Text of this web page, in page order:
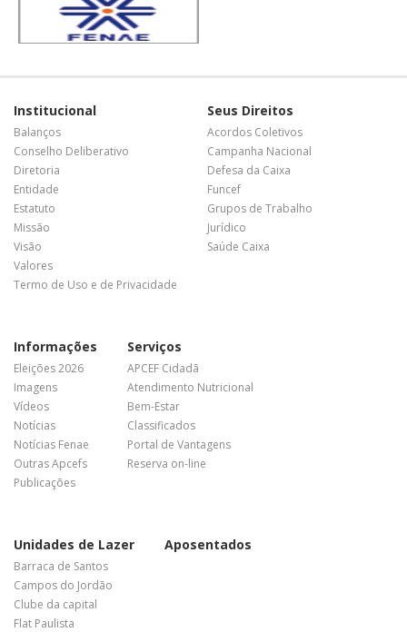
Institucional
Balanços
Conselho Deliberativo
Diretoria
Entidade
Estatuto
Missão
Visão
Valores
Termo de Uso e de Privacidade
Seus Direitos
Acordos Coletivos
Campanha Nacional
Defesa da Caixa
Funcef
Grupos de Trabalho
Jurídico
Saúde Caixa
Informações
Eleições 2026
Imagens
Vídeos
Notícias
Notícias Fenae
Outras Apcefs
Publicações
Serviços
APCEF Cidadã
Atendimento Nutricional
Bem-Estar
Classificados
Portal de Vantagens
Reserva on-line
Unidades de Lazer
Barraca de Santos
Campos do Jordão
Clube da capital
Flat Paulista
Aposentados